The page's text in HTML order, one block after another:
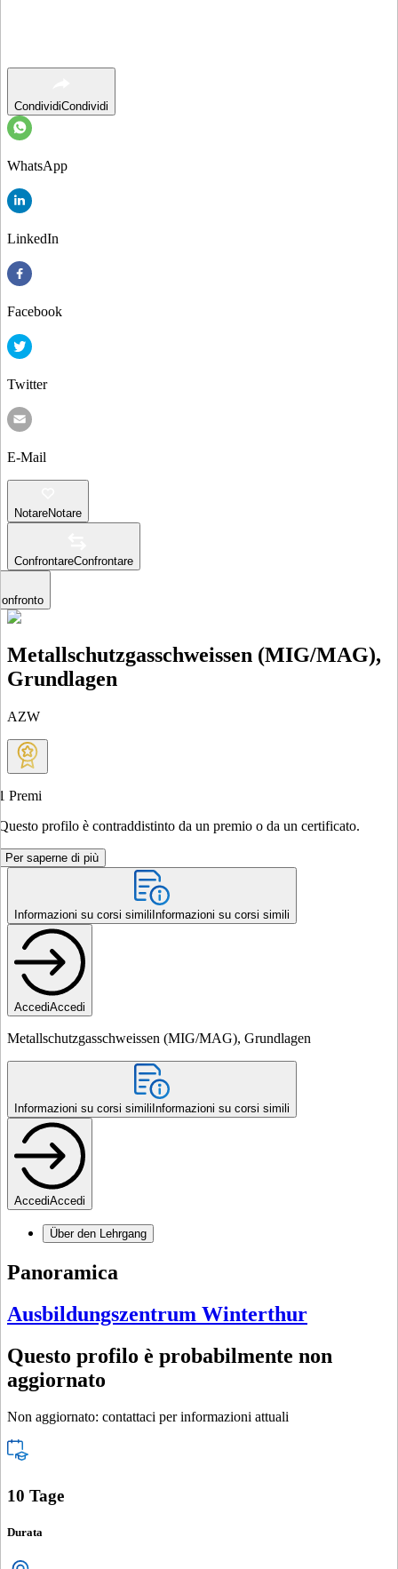
CondividiCondividi
WhatsApp
LinkedIn
Facebook
Twitter
E-Mail
NotareNotare
ConfrontareConfrontare
Metallschutzgasschweissen (MIG/MAG),
Grundlagen
AZW
Premi
profilo è contraddistinto da un premio o da un certificato.
Per saperne di più
Informazioni su corsi simili Informazioni su corsi simili
AccediAccedi
Metallschutzgasschweissen (MIG/MAG), Grundlagen
Informazioni su corsi simili Informazioni su corsi simili
AccediAccedi
Über den Lehrgang
Panoramica
Ausbildungszentrum Winterthur
Questo profilo è probabilmente non
aggiornato
Non aggiornato: contattaci per informazioni attuali
10 Tage
Durata